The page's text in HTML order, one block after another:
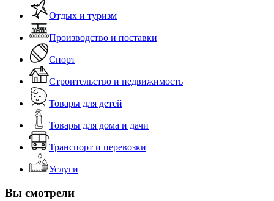
Отдых и туризм
Производство и поставки
Спорт
Строительство и недвижимость
Товары для детей
Товары для дома и дачи
Транспорт и перевозки
Услуги
Вы смотрели